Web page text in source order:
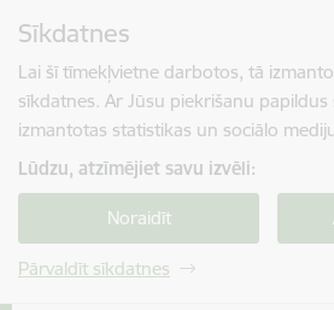
Sīkdatnes
Lai šī tīmekļvietne darbotos, tā
sīkdatnes. Ar Jūsu piekrišanu
izmantotas statistikas un sociālo
Lūdzu, atzīmējiet savu izvēli:
Noraidīt
Pārvaldīt sīkdatnes